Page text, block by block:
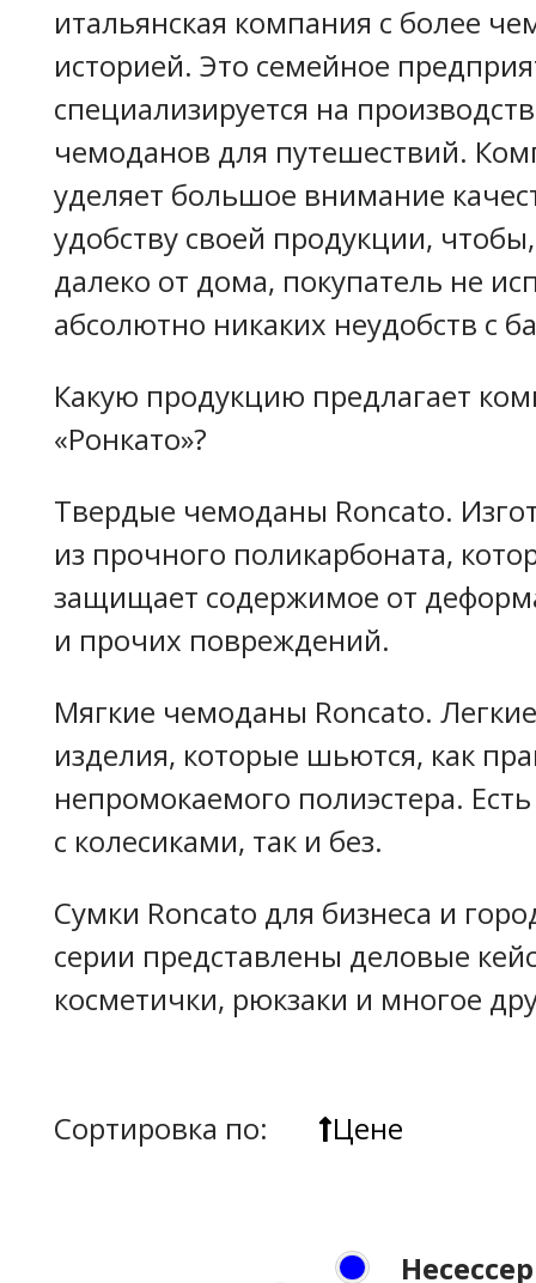
итальянская компания с более
историей. Это семейное
специализируется на
чемоданов для путешествий.
уделяет большое внимание
удобству своей продукции,
далеко от дома, покупатель не
абсолютно никаких неудобств с
Какую продукцию предлагает
«Ронкато»?
Твердые чемоданы Roncato.
из прочного поликарбоната,
защищает содержимое от
и прочих повреждений.
Мягкие чемоданы Roncato.
изделия, которые шьются, как
непромокаемого полиэстера.
с колесиками, так и без.
Сумки Roncato для бизнеса и
серии представлены деловые
косметички, рюкзаки и многое
Сортировка по: Цене